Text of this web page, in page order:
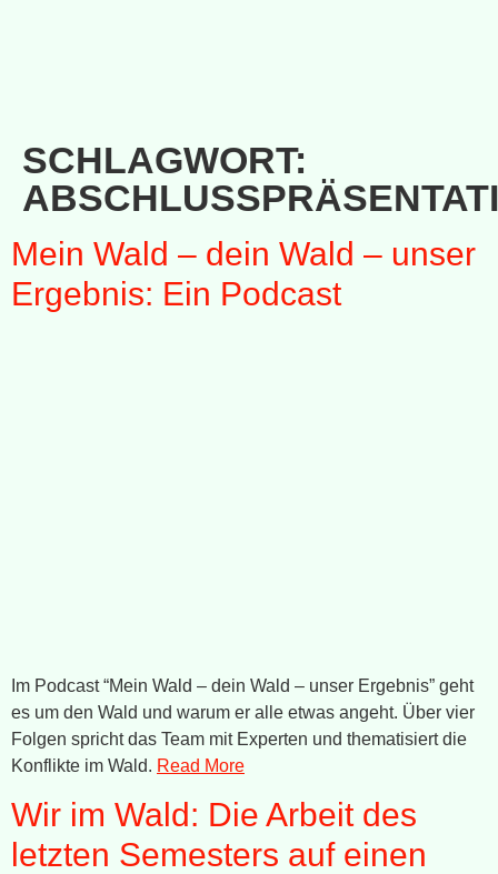
SCHLAGWORT:
Mein Wald – dein Wald – unser
Ergebnis: Ein Podcast
Im Podcast “Mein Wald – dein Wald – unser Ergebnis” geht
es um den Wald und warum er alle etwas angeht. Über vier
Folgen spricht das Team mit Experten und thematisiert die
Konflikte im Wald. Read More
Wir im Wald: Die Arbeit des
letzten Semesters auf einen